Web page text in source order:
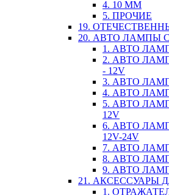
4. 10 ММ
5. ПРОЧИЕ
19.
20. АВТО ЛАМПЫ
1. АВТО
2. АВТО
- 12V
3. АВТО
4. АВТО
5. АВТО
12V
6. АВТО
12V-24V
7. АВТО
8. АВТО
9. АВТО
21. АКСЕССУАРЫ
1.